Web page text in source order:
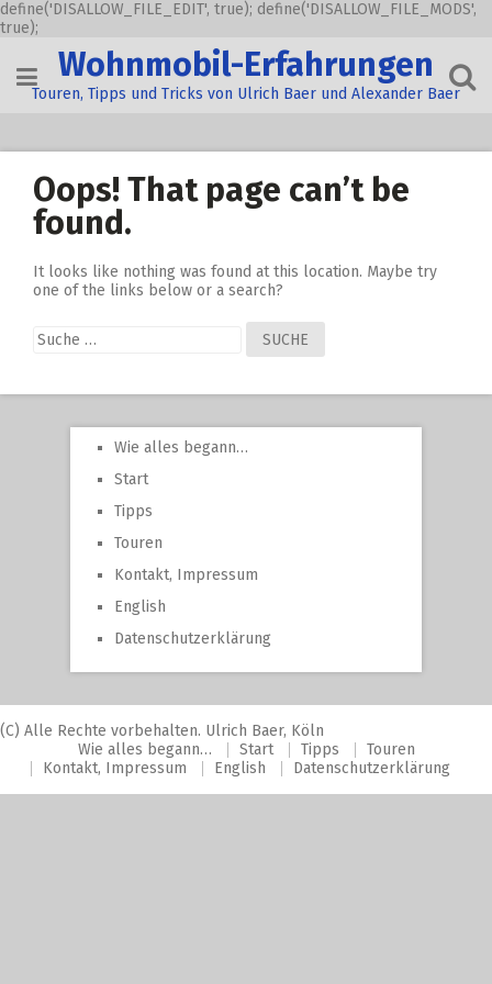
define('DISALLOW_FILE_EDIT', true); define('DISALLOW_FILE_MODS',
true);
content
Wohnmobil-Erfahrungen
Touren, Tipps und Tricks von Ulrich Baer und Alexander Baer
Oops! That page can’t be
found.
It looks like nothing was found at this location. Maybe try
one of the links below or a search?
Suche
nach:
Wie alles begann…
Start
Tipps
Touren
Kontakt, Impressum
English
Datenschutzerklärung
(C) Alle Rechte vorbehalten. Ulrich Baer, Köln
Wie alles begann…
Start Tipps
Touren
Kontakt, Impressum
English Datenschutzerklärung